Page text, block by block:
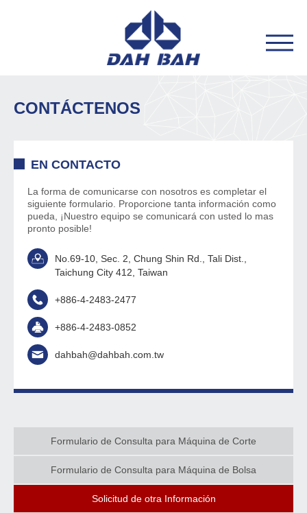
CONTÁCTENOS
EN CONTACTO
La forma de comunicarse con nosotros es completar el
siguiente formulario. Proporcione tanta información como
pueda, ¡Nuestro equipo se comunicará con usted lo mas
pronto posible!
No.69-10, Sec. 2, Chung Shin Rd., Tali Dist.,
Taichung City 412, Taiwan
+886-4-2483-2477
+886-4-2483-0852
dahbah@dahbah.com.tw
Formulario de Consulta para Máquina de Corte
Formulario de Consulta para Máquina de Bolsa
Solicitud de otra Información